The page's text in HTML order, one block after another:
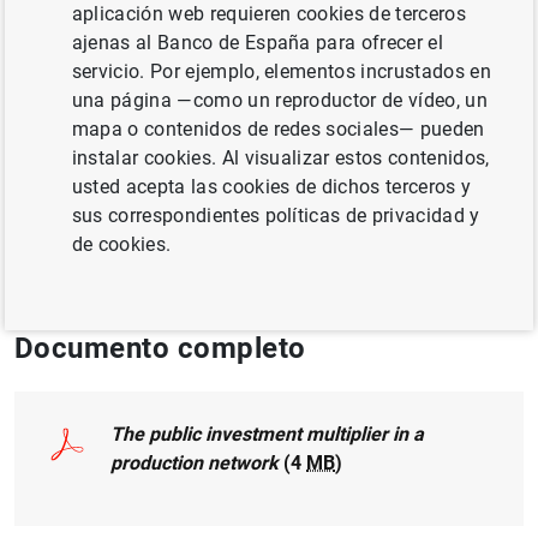
ADMINISTRACIONES PÚBLICAS
POLÍTICA FISCAL INVERSIÓN EMPRESARIAL
MÉTODOS CUANTITATIVOS
Publicado enReview of Economics and
Statistics, v. 108, issue 2, February 2026, pp.
406-420.
Documento completo
The public investment multiplier in a
production network(4 MB)
aplicación web requieren cookies de terceros
ajenas al Banco de España para ofrecer el
servicio. Por ejemplo, elementos incrustados en
una página —como un reproductor de vídeo, un
mapa o contenidos de redes sociales— pueden
instalar cookies. Al visualizar estos contenidos,
usted acepta las cookies de dichos terceros y
sus correspondientes políticas de privacidad y
de cookies.